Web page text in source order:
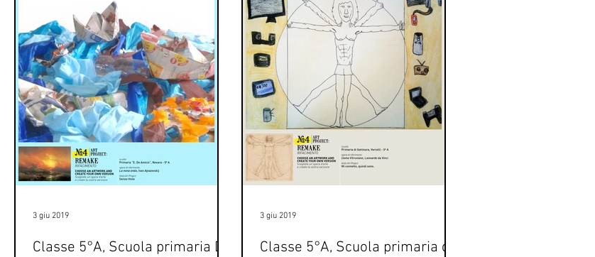
Classe 5°A, Scuola primaria De
3 giu 2019
Classe 5°A, Scuola primaria di
3 giu 2019